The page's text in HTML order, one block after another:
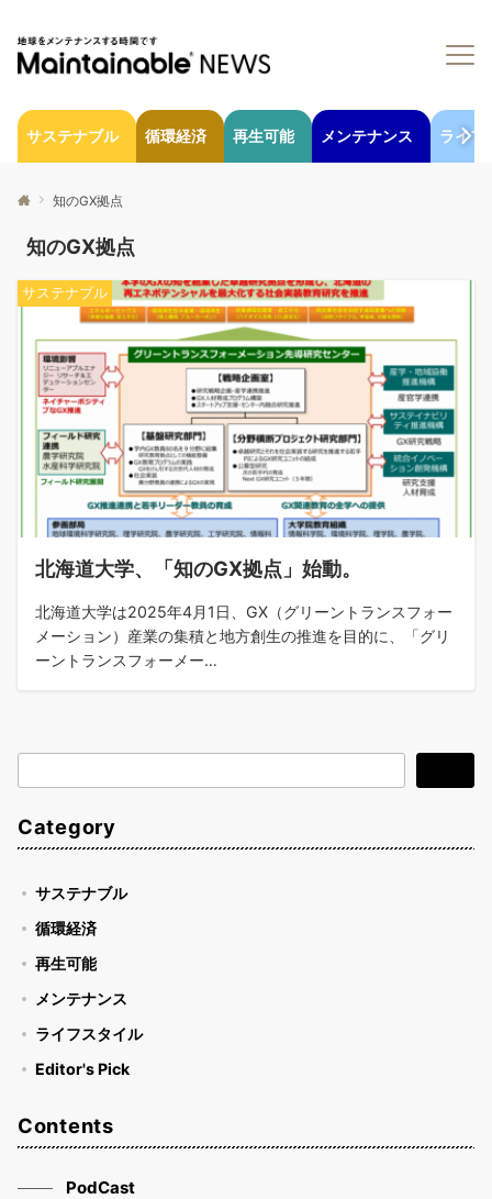
サステナブル 循環経済 再生可能 メンテナンス ライフ
知のGX拠点
知のGX拠点
サステナブル
北海道大学、「知のGX拠点」始動。
北海道大学は2025年4月1日、GX（グリーントランスフォー
メーション）産業の集積と地方創生の推進を目的に、「グリ
ーントランスフォーメー…
索
Category
サステナブル
循環経済
再生可能
メンテナンス
ライフスタイル
Editor's Pick
Contents
PodCast